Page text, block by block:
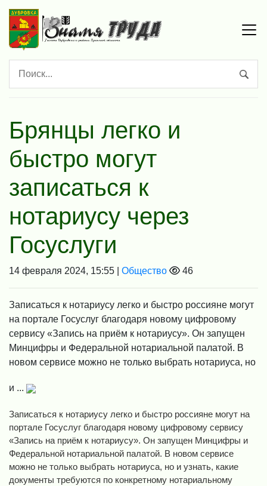
Брянцы легко и
быстро могут
записаться к
нотариусу через
Госуслуги
14 февраля 2024, 15:55 | Общество 46
Записаться к нотариусу легко и быстро россияне могут
на портале Госуслуг благодаря новому цифровому
сервису «Запись на приём к нотариусу». Он запущен
Минцифры и Федеральной нотариальной палатой. В
новом сервисе можно не только выбрать нотариуса, но
и ...
Записаться к нотариусу легко и быстро россияне могут на
портале Госуслуг благодаря новому цифровому сервису
«Запись на приём к нотариусу». Он запущен Минцифры и
Федеральной нотариальной палатой. В новом сервисе
можно не только выбрать нотариуса, но и узнать, какие
документы требуются по конкретному нотариальному